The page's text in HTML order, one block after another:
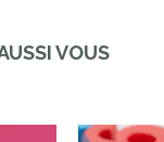
VOUS